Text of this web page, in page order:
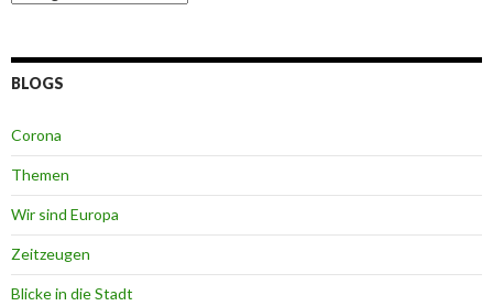
BLOGS
Corona
Themen
Wir sind Europa
Zeitzeugen
Blicke in die Stadt